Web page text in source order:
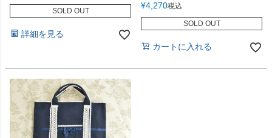
SOLD OUT
詳細を見る
¥4,270税込
SOLD OUT
カートに入れる